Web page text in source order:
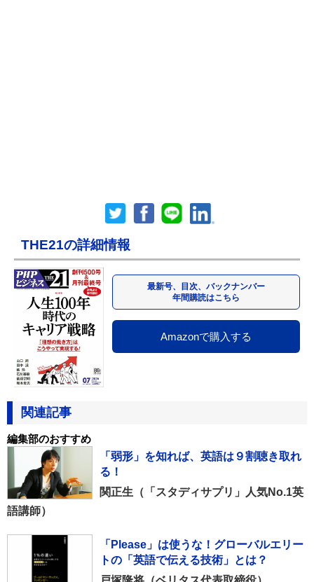
THE21の詳細情報
最新号、目次、バックナンバー
年間購読はこちら
Amazonで購入する
関連記事
編集部のおすすめ
「弱形」を知れば、英語は９割聴き取れ
る！
関正生（「スタディサプリ」人気No.1英
語講師）
「Please」は使うな！グローバルエリー
トの「英語で伝える技術」とは？